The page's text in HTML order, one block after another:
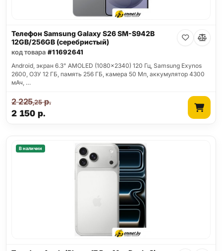
Телефон Samsung Galaxy S26 SM-S942B
12GB/256GB (серебристый)
код товара #11692641
Android, экран 6.3" AMOLED (1080x2340) 120 Гц, Samsung Exynos
2600, ОЗУ 12 ГБ, память 256 ГБ, камера 50 Мп, аккумулятор 4300
мАч, …
2 150 р.
2 225,25р.
В наличии